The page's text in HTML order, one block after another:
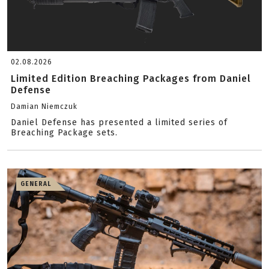
02.08.2026
Limited Edition Breaching Packages from Daniel
Defense
Damian Niemczuk
Daniel Defense has presented a limited series of
Breaching Package sets.
GENERAL